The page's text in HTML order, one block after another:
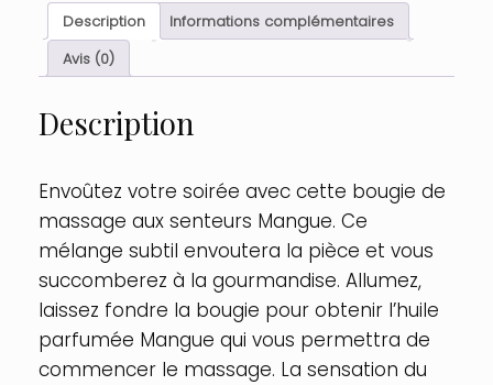
Mangue
30ml
100%
naturelle
:
30
Parfum
Mangue
Description
Informations complémentaires
Avis (0)
Description
Envoûtez votre soirée avec cette bougie de
massage aux senteurs Mangue. Ce
mélange subtil envoutera la pièce et vous
succomberez à la gourmandise. Allumez,
laissez fondre la bougie pour obtenir l’huile
parfumée Mangue qui vous permettra de
commencer le massage. La sensation du